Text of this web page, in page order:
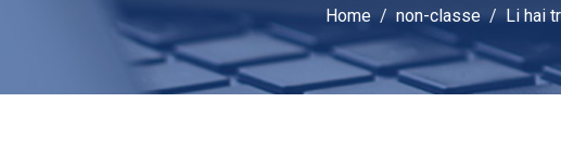
L
Home non-classe Li hai